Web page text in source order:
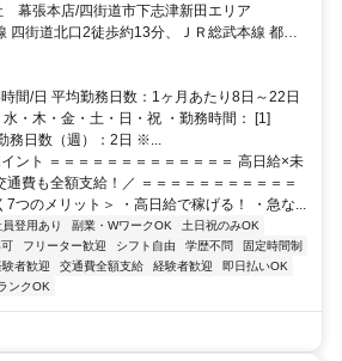
幕張本店/四街道市下志津新田エリア
四街道北口2徒歩約13分、ＪＲ総武本線 都賀
武本線 都賀西口徒歩約43分 直行直帰OK＊
間/日 平均勤務日数：1ヶ月あたり8日～22日
水・木・金・土・日・祝 ・勤務時間： [1]
務日数（週）：2日 ※...
ント ＝＝＝＝＝＝＝＝＝＝＝＝＝ 高日給×未
費も全額支給！／ ＝＝＝＝＝＝＝＝＝＝＝
7つのメリット＞ ・高日給で稼げる！ ・急な...
員登用あり 副業・WワークOK
土日祝のみOK
フリーター歓迎 シフト自由 学歴不問
固定時間制
者歓迎 交通費全額支給 経験者歓迎
即日払いOK
ンクOK